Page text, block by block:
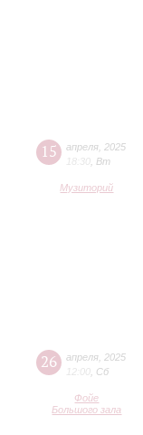
15 апреля 2025
18:30 Вт
Музиторий
26 апреля 2025
12:00 Сб
Фойе
Большого зала